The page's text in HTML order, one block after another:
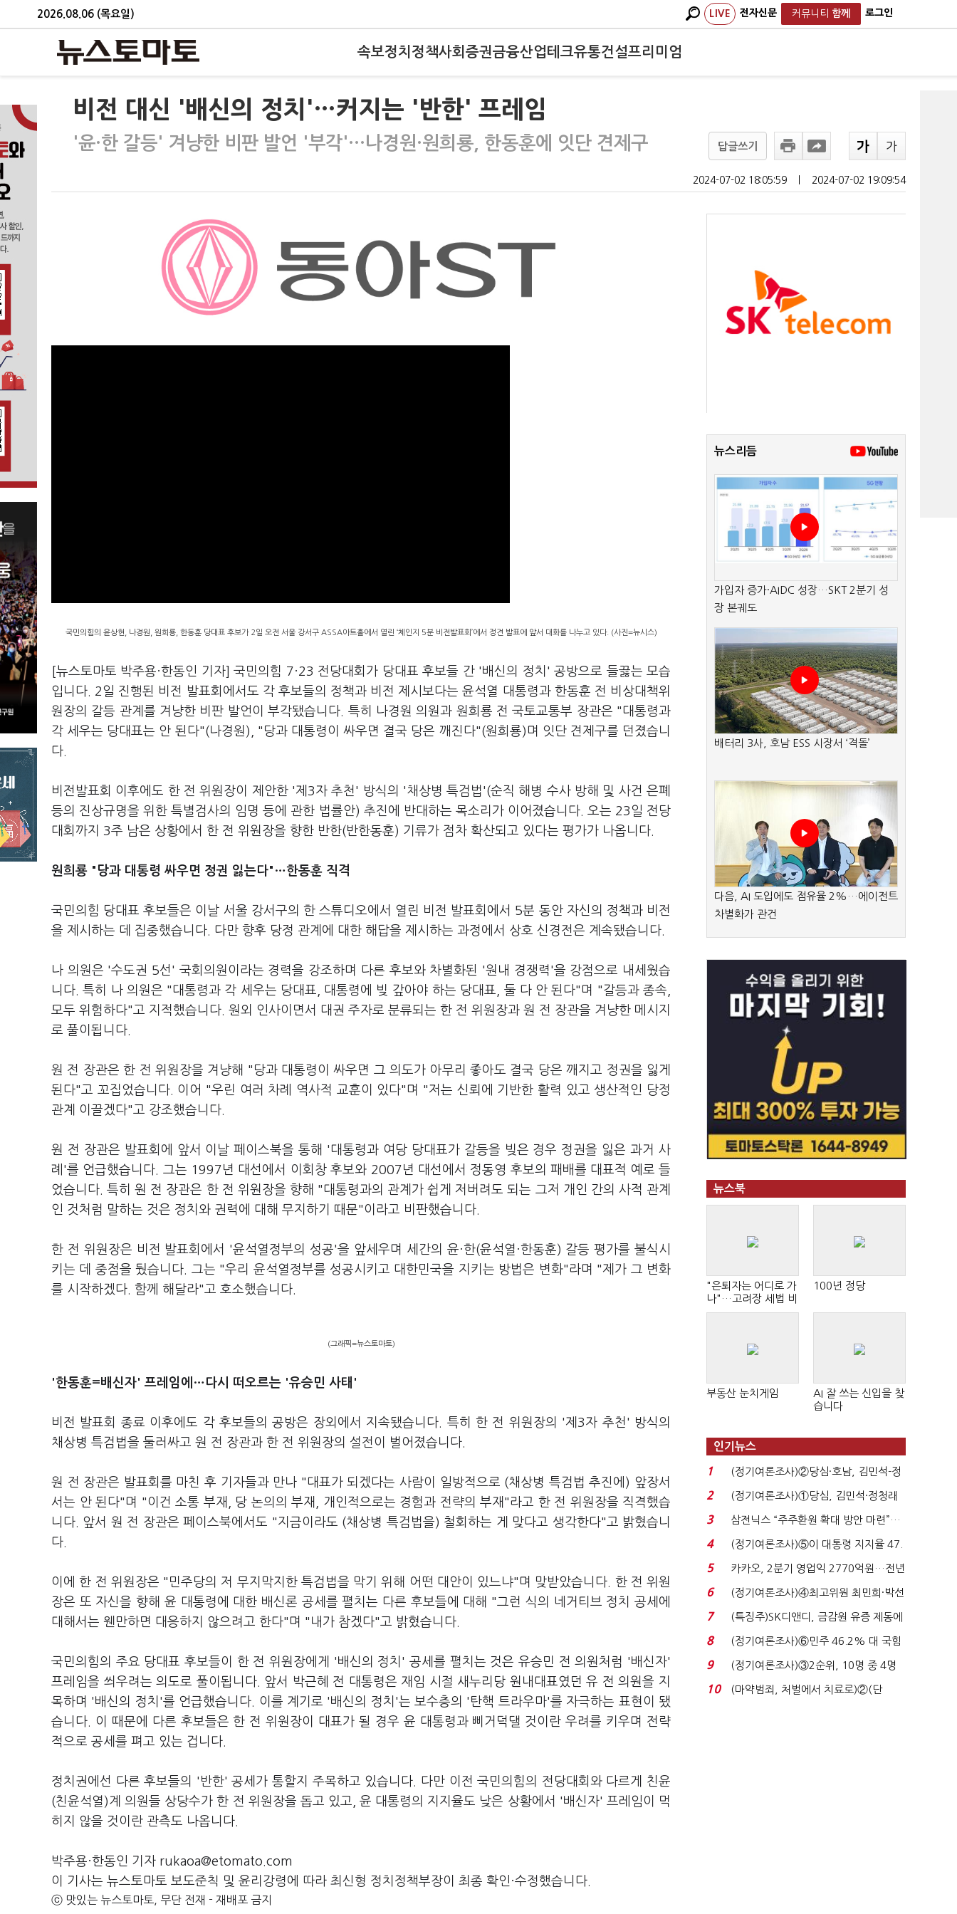
2026.08.06 (목요일) LIVE 전자신문 커뮤니티 함께 로그인
속보정치 정책사회 증권금융산업테크유통건설프리미엄
비전 대신 '배신의 정치'…커지는 '반한' 프레임
'윤·한 갈등' 겨냥한 비판 발언 '부각'…나경원·원희룡, 한동훈에 잇단 견제구 답글쓰기
2024-07-02 18:05:59 2024-07-02 19:09:54
국민의힘의 윤상현, 나경원, 원희룡, 한동훈 당대표 후보가 2일 오전 서울 강서구 ASSA아트홀에서 열린 ‘체인지 5분 비전발표회’에서 정견 발표에 앞서 대화를 나누고 있다. (사진=뉴시스)
[뉴스토마토 박주용·한동인 기자] 국민의힘 7·23 전당대회가 당대표 후보들 간 '배신의 정치' 공방으로 들끓는 모습
입니다. 2일 진행된 비전 발표회에서도 각 후보들의 정책과 비전 제시보다는 윤석열 대통령과 한동훈 전 비상대책위
원장의 갈등 관계를 겨냥한 비판 발언이 부각됐습니다. 특히 나경원 의원과 원희룡 전 국토교통부 장관은 "대통령과
각 세우는 당대표는 안 된다"(나경원), "당과 대통령이 싸우면 결국 당은 깨진다"(원희룡)며 잇단 견제구를 던졌습니
다.
비전발표회 이후에도 한 전 위원장이 제안한 '제3자 추천' 방식의 '채상병 특검법'(순직 해병 수사 방해 및 사건 은폐
등의 진상규명을 위한 특별검사의 임명 등에 관한 법률안) 추진에 반대하는 목소리가 이어졌습니다. 오는 23일 전당
대회까지 3주 남은 상황에서 한 전 위원장을 향한 반한(반한동훈) 기류가 점차 확산되고 있다는 평가가 나옵니다.
원희룡 "당과 대통령 싸우면 정권 잃는다" …한동훈 직격
국민의힘 당대표 후보들은 이날 서울 강서구의 한 스튜디오에서 열린 비전 발표회에서 5분 동안 자신의 정책과 비전
을 제시하는 데 집중했습니다. 다만 향후 당정 관계에 대한 해답을 제시하는 과정에서 상호 신경전은 계속됐습니다.
나 의원은 '수도권 5선' 국회의원이라는 경력을 강조하며 다른 후보와 차별화된 '원내 경쟁력'을 강점으로 내세웠습
니다. 특히 나 의원은 "대통령과 각 세우는 당대표, 대통령에 빚 갚아야 하는 당대표, 둘 다 안 된다"며 "갈등과 종속,
모두 위험하다"고 지적했습니다. 원외 인사이면서 대권 주자로 분류되는 한 전 위원장과 원 전 장관을 겨냥한 메시지
로 풀이됩니다.
원 전 장관은 한 전 위원장을 겨냥해 "당과 대통령이 싸우면 그 의도가 아무리 좋아도 결국 당은 깨지고 정권을 잃게
된다"고 꼬집었습니다. 이어 "우린 여러 차례 역사적 교훈이 있다"며 "저는 신뢰에 기반한 활력 있고 생산적인 당정
관계 이끌겠다"고 강조했습니다.
원 전 장관은 발표회에 앞서 이날 페이스북을 통해 '대통령과 여당 당대표가 갈등을 빚은 경우 정권을 잃은 과거 사
례'를 언급했습니다. 그는 1997년 대선에서 이회창 후보와 2007년 대선에서 정동영 후보의 패배를 대표적 예로 들
었습니다. 특히 원 전 장관은 한 전 위원장을 향해 "대통령과의 관계가 쉽게 저버려도 되는 그저 개인 간의 사적 관계
인 것처럼 말하는 것은 정치와 권력에 대해 무지하기 때문"이라고 비판했습니다.
한 전 위원장은 비전 발표회에서 '윤석열정부의 성공'을 앞세우며 세간의 윤·한(윤석열·한동훈) 갈등 평가를 불식시
키는 데 중점을 뒀습니다. 그는 "우리 윤석열정부를 성공시키고 대한민국을 지키는 방법은 변화"라며 "제가 그 변화
를 시작하겠다. 함께 해달라"고 호소했습니다.
(그래픽=뉴스토마토)
'한동훈=배신자' 프레임에 …다시 떠오르는 '유승민 사태'
비전 발표회 종료 이후에도 각 후보들의 공방은 장외에서 지속됐습니다. 특히 한 전 위원장의 '제3자 추천' 방식의
채상병 특검법을 둘러싸고 원 전 장관과 한 전 위원장의 설전이 벌어졌습니다.
원 전 장관은 발표회를 마친 후 기자들과 만나 "대표가 되겠다는 사람이 일방적으로 (채상병 특검법 추진에) 앞장서
서는 안 된다"며 "이건 소통 부재, 당 논의의 부재, 개인적으로는 경험과 전략의 부재"라고 한 전 위원장을 직격했습
니다. 앞서 원 전 장관은 페이스북에서도 "지금이라도 (채상병 특검법을) 철회하는 게 맞다고 생각한다"고 밝혔습니
다.
이에 한 전 위원장은 "민주당의 저 무지막지한 특검법을 막기 위해 어떤 대안이 있느냐"며 맞받았습니다. 한 전 위원
장은 또 자신을 향해 윤 대통령에 대한 배신론 공세를 펼치는 다른 후보들에 대해 "그런 식의 네거티브 정치 공세에
대해서는 웬만하면 대응하지 않으려고 한다"며 "내가 참겠다"고 밝혔습니다.
국민의힘의 주요 당대표 후보들이 한 전 위원장에게 '배신의 정치' 공세를 펼치는 것은 유승민 전 의원처럼 '배신자'
프레임을 씌우려는 의도로 풀이됩니다. 앞서 박근혜 전 대통령은 재임 시절 새누리당 원내대표였던 유 전 의원을 지
목하며 '배신의 정치'를 언급했습니다. 이를 계기로 '배신의 정치'는 보수층의 '탄핵 트라우마'를 자극하는 표현이 됐
습니다. 이 때문에 다른 후보들은 한 전 위원장이 대표가 될 경우 윤 대통령과 삐거덕댈 것이란 우려를 키우며 전략
적으로 공세를 펴고 있는 겁니다.
정치권에선 다른 후보들의 '반한' 공세가 통할지 주목하고 있습니다. 다만 이전 국민의힘의 전당대회와 다르게 친윤
(친윤석열)계 의원들 상당수가 한 전 위원장을 돕고 있고, 윤 대통령의 지지율도 낮은 상황에서 '배신자' 프레임이 먹
히지 않을 것이란 관측도 나옵니다.
박주용·한동인 기자 rukaoa@etomato.com
이 기사는 뉴스토마토 보도준칙 및 윤리강령에 따라 최신형 정치정책부장이 최종 확인·수정했습니다.
ⓒ 맛있는 뉴스토마토, 무단 전재 - 재배포 금지
뉴스리듬
가입자 증가·AIDC 성장…SKT 2분기 성
장 본궤도
배터리 3사, 호남 ESS 시장서 ‘격돌’
다음, AI 도입에도 점유율 2%…에이전트
차별화가 관건
뉴스북
"은퇴자는 어디로 가
나"…고려장 세법 비
판 확산
100년 정당
부동산 눈치게임
AI 잘 쓰는 신입을 찾
습니다
인기뉴스
1
(정기여론조사)②당심·호남, 김민석-정
청래 '초접전'...
2
(정기여론조사)①당심, 김민석·정청래
'초접전'…대통령 ...
3
삼전닉스 “주주환원 확대 방안 마련”…
로이터에 성명...
4
(정기여론조사)⑤이 대통령 지지율 47.
7%…일주일 만에 ...
5
카카오, 2분기 영업익 2770억원…전년
비 36% 증가...
6
(정기여론조사)④최고위원 최민희·박선
원 '양강'…서미...
7
(특징주)SK디앤디, 금감원 유증 제동에
장 초반 상한가...
8
(정기여론조사)⑥민주 46.2% 대 국힘
31.0%…오차범위 밖 ...
9
(정기여론조사)③2순위, 10명 중 4명
'송영길'…정청래 '한 ...
10
(마약범죄, 처벌에서 치료로)②(단